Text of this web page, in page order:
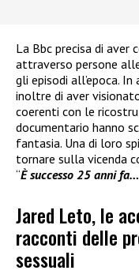
La Bbc precisa di aver
attraverso persone
gli episodi all’epoca.
inoltre di aver
coerenti con le
documentario hanno
fantasia. Una di loro
tornare sulla vicenda
“È successo 25 anni
Jared Leto, le
racconti delle
sessuali